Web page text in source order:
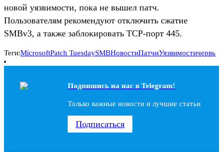
новой уязвимости, пока не вышел патч.
Пользователям рекомендуют отключить сжатие
SMBv3, а также заблокировать TCP-порт 445.
Теги:MicrosoftPatch TuesdaySMBНовостиПатчиУязвимостичервь
Подпишись на наc в Telegram!
Только важные новости и лучшие статьи
Подписаться